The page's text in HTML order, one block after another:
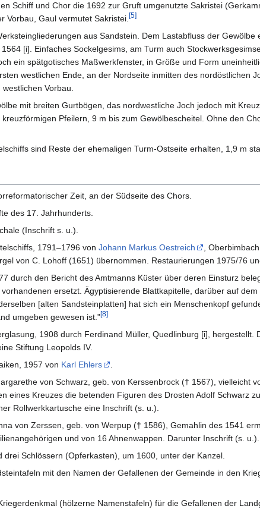
Schiff und Chor die 1692 zur Gruft umgenutzte Sakristei
Vorbau, Gaul vermutet Sakristei. [5]
aus Sandstein. Dem Lastabfluss der Gewölbe
[i]. Einfaches Sockelgesims, am Turm auch
ein spätgotisches Maßwerkfenster, in Größe und Form
westlichen Ende, an der Nordseite inmitten des nordöstlichen
Vorbau.
mit breiten Gurtbögen, das nordwestliche Joch jedoch mit
Pfeilern, 9 m bis zum Gewölbescheitel. Ohne den
sind Reste der ehemaligen Turm-Ostseite erhalten, 1,9 m
Zeit, an der Südseite des Chors.
des 17. Jahrhunderts.
(Inschrift s. u.).
1791–1796 von Johann Markus Oestreich
,
von C. Lohoff (1651) übernommen. Restaurierungen 1975/76
durch den Bericht des Amtmanns Küster über deren Einsturz
ersetzt. Ägyptisierende Blattkapitelle, darüber auf
[alten Sandsteinplatten] hat sich ein Menschenkopf
umgeben gewesen ist."[8]
1908 durch Ferdinand Müller, Quedlinburg [i], hergestellt.
Stiftung Leopolds IV.
1957 von Karl Ehlers
von Schwarz, geb. von Kerssenbrock († 1567), vielleicht
eines Kreuzes die betenden Figuren des Drosten Adolf Schwarz
Rollwerkkartusche eine Inschrift (s. u.).
von Zerssen, geb. von Werpup († 1586), Gemahlin des 1541
und von 16 Ahnenwappen. Darunter Inschrift (s. u.).
drei Schlössern (Opferkasten), um 1600, unter der Kanzel.
mit den Namen der Gefallenen der Gemeinde in den
(hölzerne Namenstafeln) für die Gefallenen der